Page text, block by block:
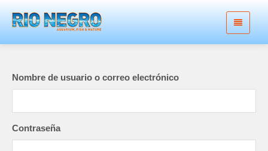
Nombre de usuario o correo electrónico
Contraseña